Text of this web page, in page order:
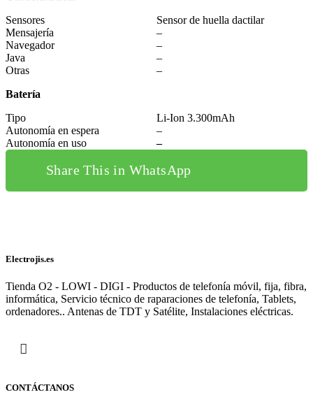
Sensores
Sensor de huella dactilar
Mensajería
–
Navegador
–
Java
–
Otras
–
Batería
Tipo
Li-Ion 3.300mAh
Autonomía en espera
–
Autonomía en uso
–
Share This in WhatsApp
Electrojis.es
Tienda O2 - LOWI - DIGI - Productos de telefonía móvil, fija, fibra,
informática, Servicio técnico de raparaciones de telefonía, Tablets,
ordenadores.. Antenas de TDT y Satélite, Instalaciones eléctricas.
CONTÁCTANOS